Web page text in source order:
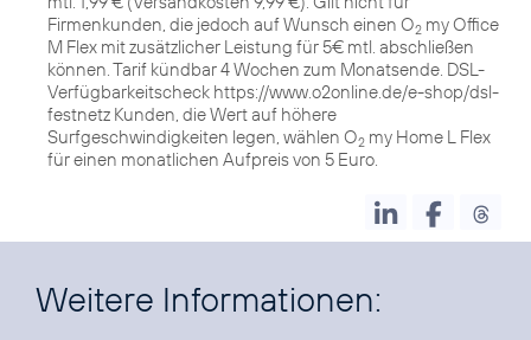
Firmenkunden, die jedoch auf Wunsch einen O2 my Office
M Flex mit zusätzlicher Leistung für 5€ mtl. abschließen
können. Tarif kündbar 4 Wochen zum Monatsende. DSL-
Verfügbarkeitscheck https://www.o2online.de/e-shop/dsl-
festnetz Kunden, die Wert auf höhere
Surfgeschwindigkeiten legen, wählen O2 my Home L Flex
für einen monatlichen Aufpreis von 5 Euro.
Weitere Informationen: